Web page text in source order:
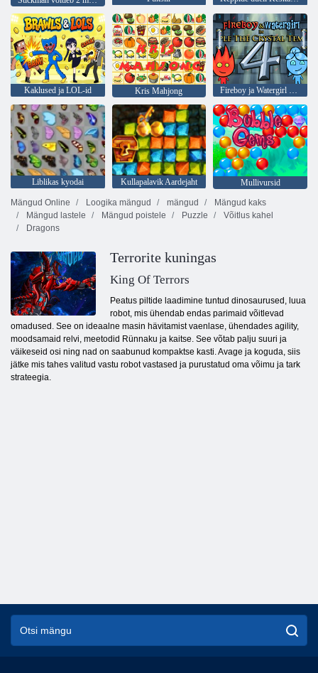
Kaklused ja LOL-id Kris Mahjong Fireboy ja Watergirl 4: kristalltempel
Liblikas kyodai Kullapalavik Aardejaht
Mullivursid
Mängud Online
Loogika mängud mängud
Mängud kaks
Mängud lastele
Mängud poistele Puzzle
Võitlus kahel
Dragons
Terrorite kuningas
King Of Terrors
Peatus piltide laadimine tuntud dinosaurused, luua
robot, mis ühendab endas parimaid võitlevad
omadused. See on ideaalne masin hävitamist vaenlase, ühendades agility,
moodsamaid relvi, meetodid Rünnaku ja kaitse. See võtab palju suuri ja
väikeseid osi ning nad on saabunud kompaktse kasti. Avage ja koguda, siis
jätke mis tahes valitud vastu robot vastased ja purustatud oma võimu ja tark
strateegia.